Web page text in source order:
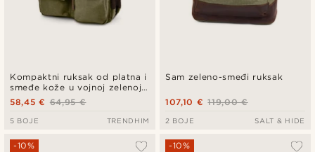
Kompaktni ruksak od platna i
smeđe kože u vojnoj zelenoj
boji
64,95 €
58,45 €
5 BOJE TRENDHIM
Sam zeleno-smeđi ruksak
119,00 €
107,10 €
2 BOJE SALT & HIDE
-10% -10%